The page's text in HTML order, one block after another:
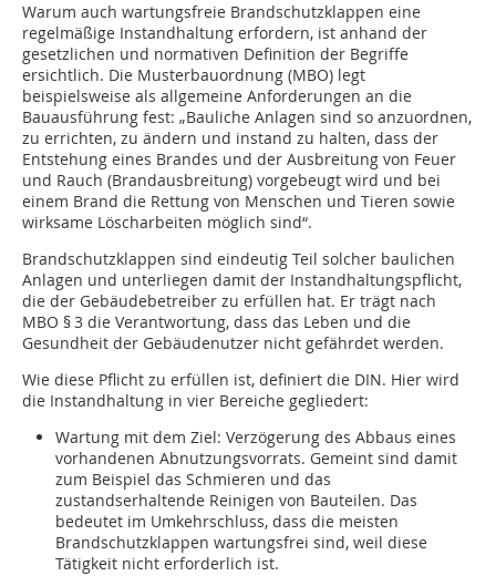
Warum auch wartungsfreie Brandschutzklappen eine
regelmäßige Instandhaltung erfordern, ist anhand der
gesetzlichen und normativen Definition der Begriffe
ersichtlich. Die Musterbauordnung (MBO) legt
beispielsweise als allgemeine Anforderungen an die
Bauausführung fest: „Bauliche Anlagen sind so anzuordnen,
zu errichten, zu ändern und instand zu halten, dass der
Entstehung eines Brandes und der Ausbreitung von Feuer
und Rauch (Brandausbreitung) vorgebeugt wird und bei
einem Brand die Rettung von Menschen und Tieren sowie
wirksame Löscharbeiten möglich sind“.
Brandschutzklappen sind eindeutig Teil solcher baulichen
Anlagen und unterliegen damit der Instandhaltungspflicht,
die der Gebäudebetreiber zu erfüllen hat. Er trägt nach
MBO § 3 die Verantwortung, dass das Leben und die
Gesundheit der Gebäudenutzer nicht gefährdet werden.
Wie diese Pflicht zu erfüllen ist, definiert die DIN. Hier wird
die Instandhaltung in vier Bereiche gegliedert:
Wartung mit dem Ziel: Verzögerung des Abbaus eines
vorhandenen Abnutzungsvorrats. Gemeint sind damit
zum Beispiel das Schmieren und das
zustandserhaltende Reinigen von Bauteilen. Das
bedeutet im Umkehrschluss, dass die meisten
Brandschutzklappen wartungsfrei sind, weil diese
Tätigkeit nicht erforderlich ist.